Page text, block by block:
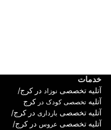
خدمات
آتلیه تخصصی نوزاددر کرج/
آتلیه تخصصی کودک در کرج
آتلیه تخصصی بارداریدر کرج/
آتلیه تخصصی عروسدر کرج/